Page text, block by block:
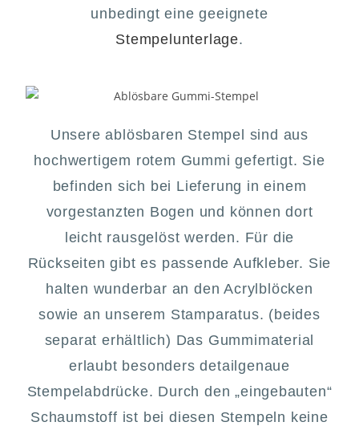
unbedingt eine geeignete
Stempelunterlage.
Unsere ablösbaren Stempel sind aus
hochwertigem rotem Gummi gefertigt. Sie
befinden sich bei Lieferung in einem
vorgestanzten Bogen und können dort
leicht rausgelöst werden. Für die
Rückseiten gibt es passende Aufkleber. Sie
halten wunderbar an den Acrylblöcken
sowie an unserem Stamparatus. (beides
separat erhältlich) Das Gummimaterial
erlaubt besonders detailgenaue
Stempelabdrücke. Durch den „eingebauten“
Schaumstoff ist bei diesen Stempeln keine